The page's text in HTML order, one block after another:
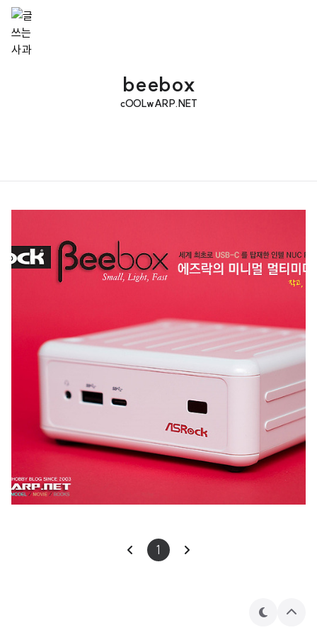
beebox
cOOLwARP.NET
1
테
상